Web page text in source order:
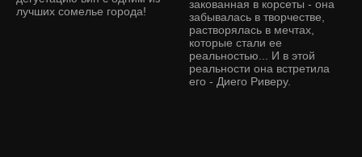
лучших сомелье города!
закованная в корсеты - она
забывалась в творчестве,
растворялась в мечтах,
которые стали ее
реальностью... И в этой
реальности она встретила
его - Диего Риверу.